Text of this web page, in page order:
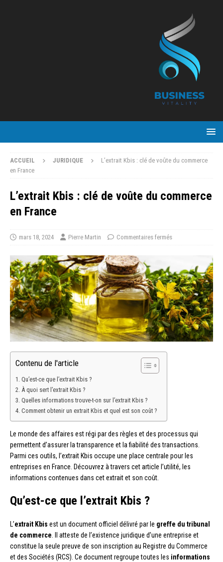
ACCUEIL JURIDIQUE
L’extrait Kbis : clé de voûte du commerce
en France
L’extrait Kbis : clé de voûte du commerce
en France
mars 18, 2024 Pierre Martin Commentaires fermés
Contenu de l'article
Qu’est-ce que l’extrait Kbis ?
À quoi sert l’extrait Kbis ?
Quelles informations trouve-t-on sur l’extrait Kbis ?
Comment obtenir un extrait Kbis et quel est son coût ?
Le monde des affaires est régi par des règles et des processus qui
permettent d’assurer la transparence et la fiabilité des transactions.
Parmi ces outils, l’extrait Kbis occupe une place centrale pour les
entreprises en France. Découvrez à travers cet article l’utilité, les
informations contenues dans cet extrait et son coût.
Qu’est-ce que l’extrait Kbis ?
L’extrait Kbis est un document officiel délivré par le greffe du tribunal
de commerce. Il atteste de l’existence juridique d’une entreprise et
constitue la seule preuve de son inscription au Registre du Commerce
et des Sociétés (RCS). Ce document regroupe toutes les informations